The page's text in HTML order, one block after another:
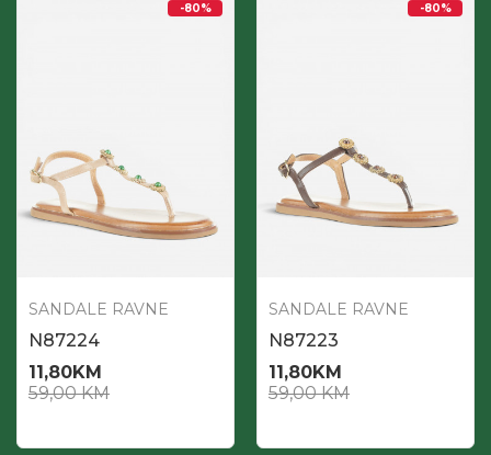
-80%
SANDALE RAVNE
N87224
11,80KM
59,00KM
-80%
SANDALE RAVNE
N87223
11,80KM
59,00KM